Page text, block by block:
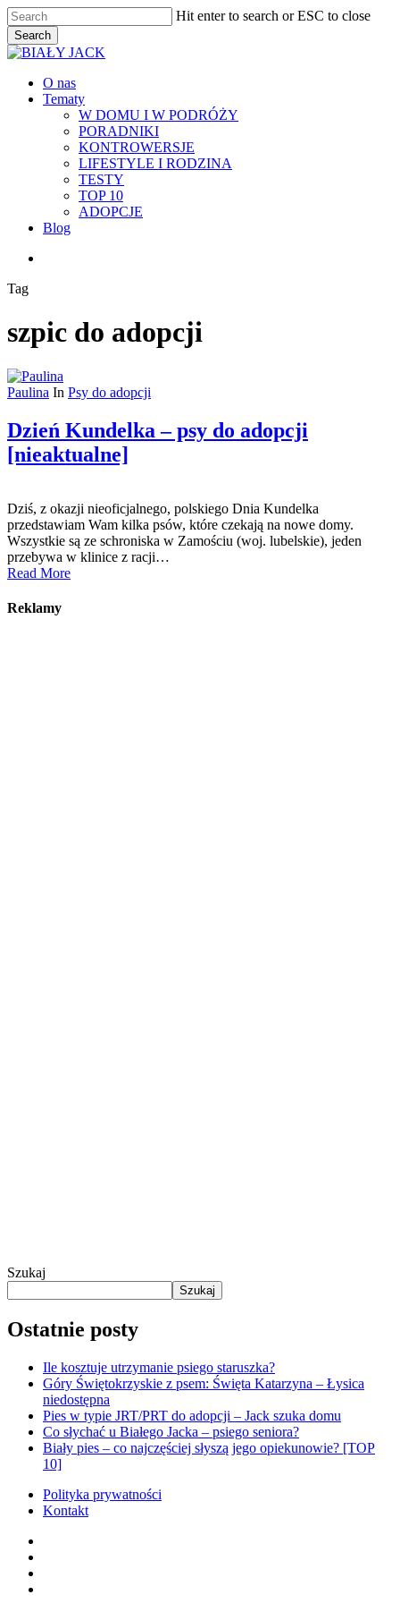
Skip
to
main
content
Hit enter to search or ESC to close
Search
Close
Menu
O nas
Tematy
W DOMU I W PODRÓŻY
PORADNIKI
KONTROWERSJE
LIFESTYLE I RODZINA
TESTY
TOP 10
ADOPCJE
Blog
Tag
szpic do adopcji
Paulina In Psy do adopcji
Dzień Kundelka – psy do adopcji
[nieaktualne]
Dziś, z okazji nieoficjalnego, polskiego Dnia Kundelka
przedstawiam Wam kilka psów, które czekają na nowe domy.
Wszystkie są ze schroniska w Zamościu (woj. lubelskie), jeden
przebywa w klinice z racji…
Read More
Reklamy
Szukaj
Szukaj
Ostatnie posty
Ile kosztuje utrzymanie psiego staruszka?
Góry Świętokrzyskie z psem: Święta Katarzyna – Łysica
niedostępna
Pies w typie JRT/PRT do adopcji – Jack szuka domu
Co słychać u Białego Jacka – psiego seniora?
Biały pies – co najczęściej słyszą jego opiekunowie? [TOP
10]
Polityka prywatności
Kontakt